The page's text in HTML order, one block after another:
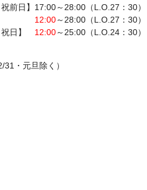
祝前日】17:00～28:00（L.O.27：30）
】 12:00～28:00（L.O.27：30）
祝日】 12:00～25:00（L.O.24：30）
31・元旦除く）